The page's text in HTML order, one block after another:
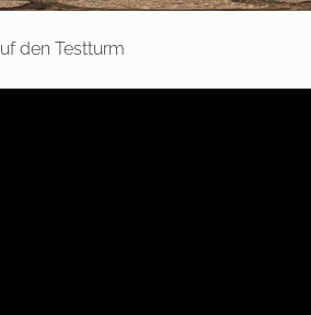
den Testturm